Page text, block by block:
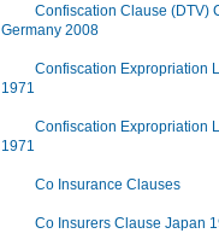
Confiscation Clause (DTV)
Germany 2008
Confiscation Expropriation
1971
Confiscation Expropriation
1971
Co Insurance Clauses
Co Insurers Clause Japan